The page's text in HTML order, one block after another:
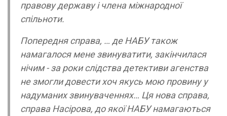
правову державу і члена міжнародної
спільноти.
Попередня справа, … де НАБУ також
намагалося мене звинуватити, закінчилася
нічим - за роки слідства детективи агенства
не змогли довести хоч якусь мою провину у
надуманих звинуваченнях… Ця нова справа,
справа Насірова, до якої НАБУ намагаються